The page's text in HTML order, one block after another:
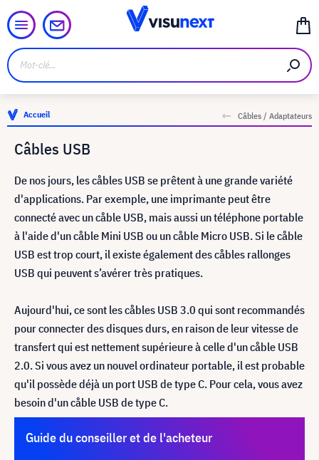
Accueil Câbles / Adaptateurs
Câbles USB
De nos jours, les cåbles USB se prêtent à une grande variété
d'applications. Par exemple, une imprimante peut être
connecté avec un cåble USB, mais aussi un téléphone portable
à l'aide d'un cåble Mini USB ou un cåble Micro USB. Si le cåble
USB est trop court, il existe également des cåbles rallonges
USB qui peuvent s’avérer très pratiques.
Aujourd'hui, ce sont les cåbles USB 3.0 qui sont recommandés
pour connecter des disques durs, en raison de leur vitesse de
transfert qui est nettement supérieure à celle d'un cåble USB
2.0. Si vous avez un nouvel ordinateur portable, il est probable
qu'il possède déjà un port USB de type C. Pour cela, vous avez
besoin d'un cåble USB de type C.
Guide du conseiller et de l'acheteur